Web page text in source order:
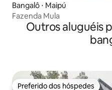
Bangalô ⋅ Maipú
Fazenda Mula
Outros aluguéis
Preferido dos hóspedes